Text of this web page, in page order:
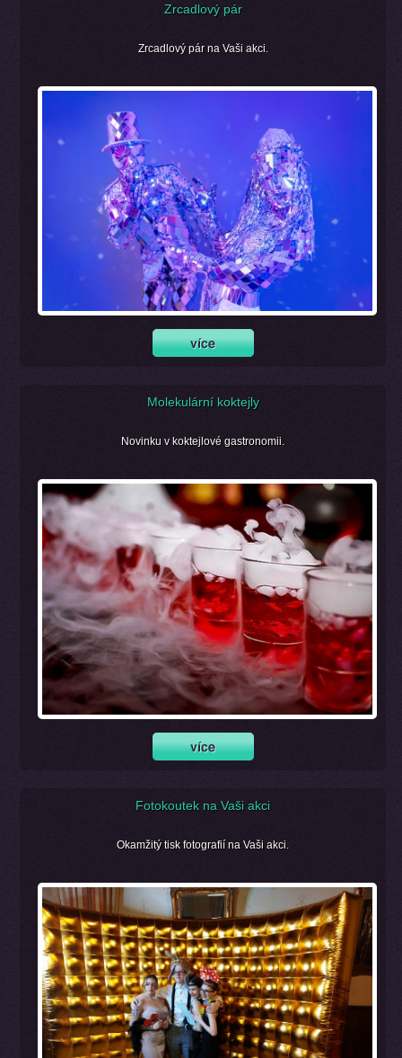
Zrcadlový pár
Zrcadlový pár na Vaši akci.
Molekulární koktejly
Novinku v koktejlové gastronomii.
Fotokoutek na Vaši akci
Okamžitý tisk fotografií na Vaši akci.